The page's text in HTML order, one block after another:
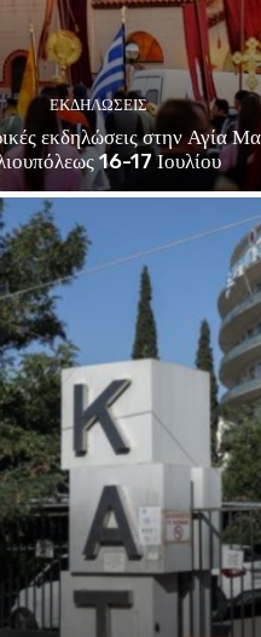
ΕΚΔΗΛΏΣΕΙΣ
εκδηλώσεις στην Αγία
16-17 Ιουλίου